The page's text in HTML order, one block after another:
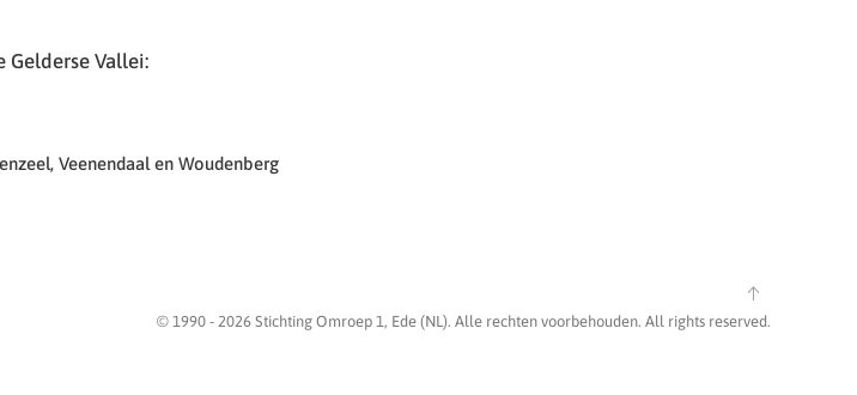
Vallei:
Veenendaal en Woudenberg
© 1990 - 2026 Stichting Omroep 1, Ede (NL). Alle rechten voorbehouden. All rights reserved.